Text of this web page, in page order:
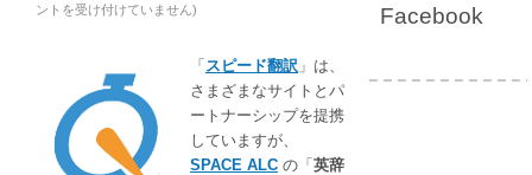
に
翻
ントを受け付けていません)
「 スピード翻訳 」は、
さまざまなサイトとパ
ートナーシップを提携
していますが、
SPACE ALC の「 英辞
Facebook